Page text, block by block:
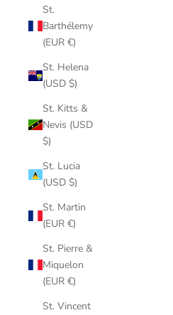
St.
Barthélemy
(EUR €)
St. Helena
(USD $)
St. Kitts &
Nevis (USD
$)
St. Lucia
(USD $)
St. Martin
(EUR €)
St. Pierre &
Miquelon
(EUR €)
St. Vincent